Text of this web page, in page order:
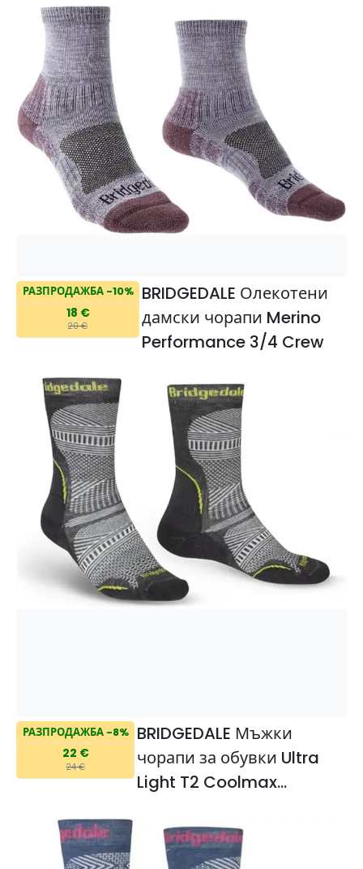
РАЗПРОДАЖБА -10%
18 €
20 €
BRIDGEDALE Олекотени
дамски чорапи Merino
Performance 3/4 Crew
РАЗПРОДАЖБА -8%
22 €
24 €
BRIDGEDALE Мъжки
чорапи за обувки Ultra
Light T2 Coolmax